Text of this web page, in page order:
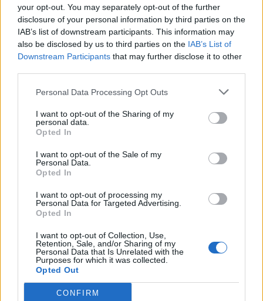
your opt-out. You may separately opt-out of the further
disclosure of your personal information by third parties on the
IAB’s list of downstream participants. This information may
also be disclosed by us to third parties on the IAB’s List of
Downstream Participants that may further disclose it to other
Personal Data Processing Opt Outs
I want to opt-out of the Sharing of my
personal data.
Opted In
I want to opt-out of the Sale of my
Personal Data.
Opted In
I want to opt-out of processing my
Personal Data for Targeted Advertising.
Opted In
I want to opt-out of Collection, Use,
Retention, Sale, and/or Sharing of my
Personal Data that Is Unrelated with the
Purposes for which it was collected.
Opted Out
CONFIRM
Σχολιάστε
... σχόλια| Κάνε click για να σχολιάσεις